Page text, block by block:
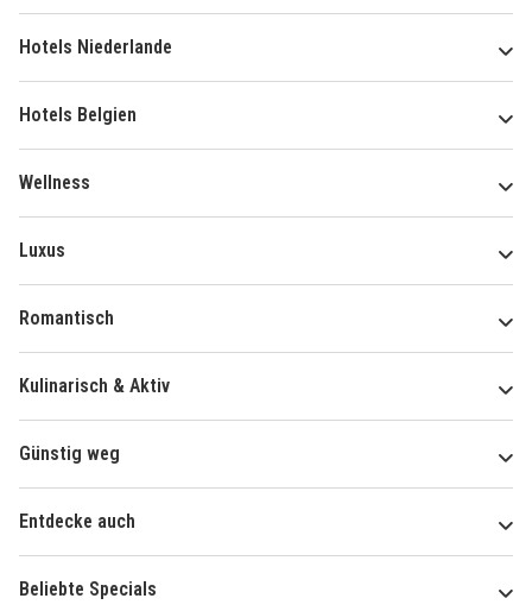
Hotels Niederlande
Hotels Belgien
Wellness
Luxus
Romantisch
Kulinarisch & Aktiv
Günstig weg
Entdecke auch
Beliebte Specials